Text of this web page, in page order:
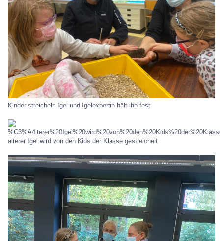
Kinder streicheln Igel und Igelexpertin hält ihn fest
älterer Igel wird von den Kids der Klasse gestreichelt